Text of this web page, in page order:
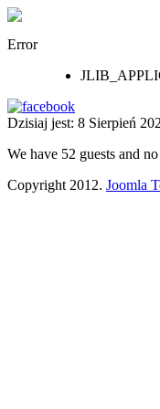
Error
Dzisiaj jest: 8 Sierpień
We have 52 guests and
Copyright 2012. Joomla